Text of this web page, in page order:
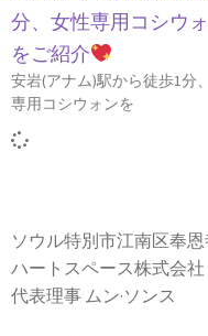
分、女性専用コシウ
をご紹介
安岩(アナム)駅から徒歩1分
専用コシウォンを
ソウル特別市江南区奉恩
ハートスペース株式会社
代表理事 ムン·ソンス